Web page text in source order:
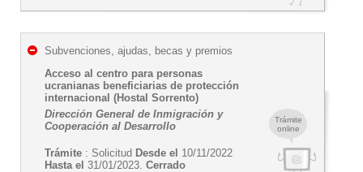
Trámite
online
Subvenciones, ajudas, becas y premios
Acceso al centro para personas
ucranianas beneficiarias de protección
internacional (Hostal Sorrento)
Dirección General de Inmigración y
Cooperación al Desarrollo
Trámite : Solicitud Desde el 10/11/2022
Hasta el 31/01/2023. Cerrado